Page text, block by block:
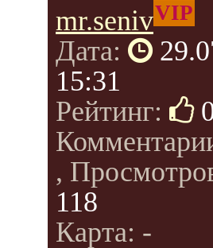
mr.senivVIP
Дата:
15:31
Рейтинг:
,
118
Карта: -